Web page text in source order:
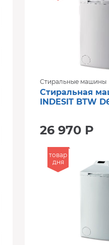
Стиральные машины
Стиральная
INDESIT BTW
26 970 Р
товар
дня